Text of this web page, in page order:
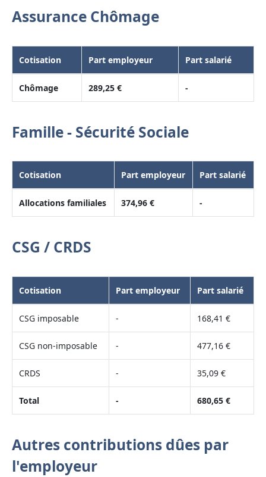
Assurance Chômage
Cotisation Part employeur Part salarié
Chômage 289,25 € -
Famille - Sécurité Sociale
Cotisation Part employeur Part salarié
Allocations familiales 374,96 € -
CSG / CRDS
Cotisation Part employeur Part salarié
CSG imposable - 168,41 €
CSG non-imposable - 477,16 €
CRDS - 35,09 €
Total - 680,65 €
Autres contributions dûes par
l'employeur